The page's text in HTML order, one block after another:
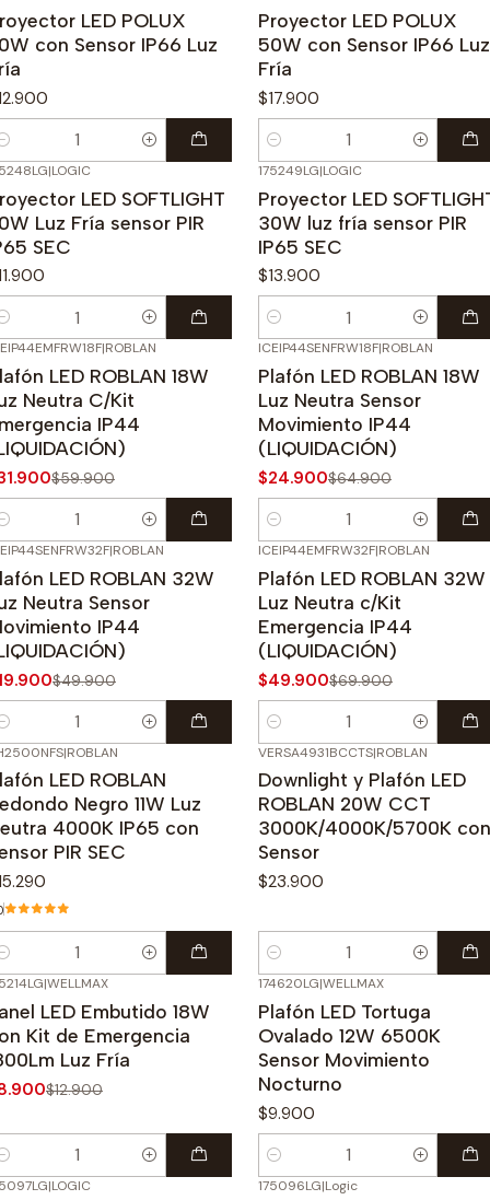
LED POLUX
con Sensor IP66 Luz
Proyector LED POLUX
50W con Sensor IP66 Luz
Fría
$17.900
Cantidad
|LOGIC
LED SOFTLIGHT
Luz Fría sensor PIR
SEC
175249LG|LOGIC
Proyector LED
30W luz fría sensor PIR
IP65 SEC
$13.900
Cantidad
|ROBLAN
LED ROBLAN 18W
Neutra C/Kit
IP44
$59.900
ICEIP44SENFRW18F|ROBLAN
Plafón LED ROBLAN 18W
Luz Neutra Sensor
Movimiento IP44
(LIQUIDACIÓN)
$24.900$64.900
Cantidad
|ROBLAN
LED ROBLAN 32W
Neutra Sensor
IP44
$49.900
ICEIP44EMFRW32F|ROBLAN
Plafón LED ROBLAN 32W
Luz Neutra c/Kit
Emergencia IP44
(LIQUIDACIÓN)
$49.900$69.900
Cantidad
|ROBLAN
LED ROBLAN
Negro 11W Luz
4000K IP65 con
PIR SEC
VERSA4931BCCTS|ROBLAN
Downlight y Plafón LED
ROBLAN 20W CCT
3000K/4000K/5700K con
Sensor
$23.900
Cantidad
|WELLMAX
LED Embutido 18W
Kit de Emergencia
Luz Fría
$12.900
174620LG|WELLMAX
Plafón LED Tortuga
Ovalado 12W 6500K
Sensor Movimiento
Nocturno
$9.900
Cantidad
|LOGIC 175096LG|Logic